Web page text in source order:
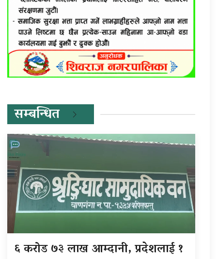
सम्बन्धित
६ करोड ७३ लाख आम्दानी, प्रदेशलाई १